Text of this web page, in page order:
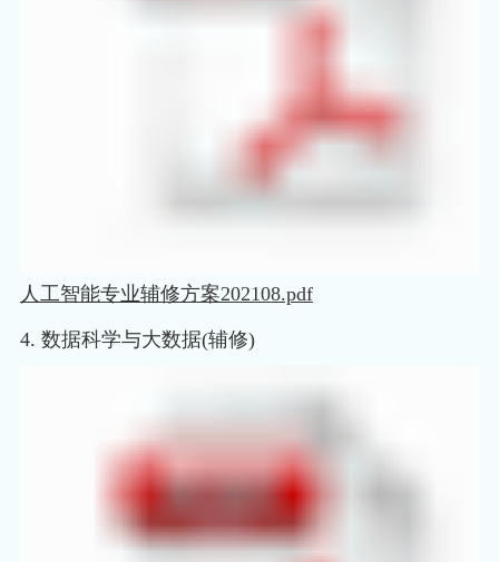
人工智能专业辅修方案202108.pdf
4. 数据科学与大数据(辅修)